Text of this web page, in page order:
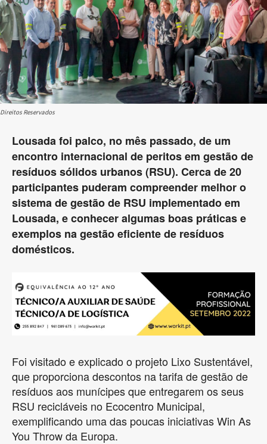
Direitos Reservados
Lousada foi palco, no mês passado, de um
encontro internacional de peritos em gestão de
resíduos sólidos urbanos (RSU). Cerca de 20
participantes puderam compreender melhor o
sistema de gestão de RSU implementado em
Lousada, e conhecer algumas boas práticas e
exemplos na gestão eficiente de resíduos
domésticos.
Foi visitado e explicado o projeto Lixo Sustentável,
que proporciona descontos na tarifa de gestão de
resíduos aos munícipes que entregarem os seus
RSU recicláveis no Ecocentro Municipal,
exemplificando uma das poucas iniciativas Win As
You Throw da Europa.